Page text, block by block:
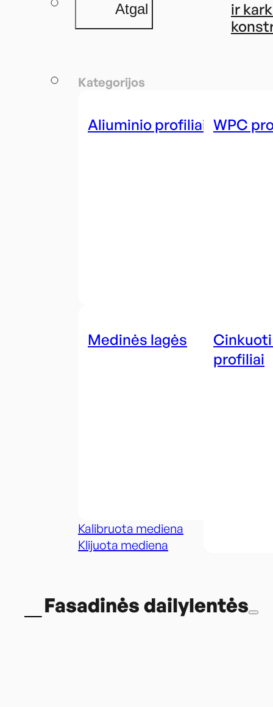
Atgal
ir
Kategorijos
Aliuminio profiliai WPC
Medinės lagės
Kalibruota mediena
Klijuota mediena
profiliai
Fasadinės dailylentės